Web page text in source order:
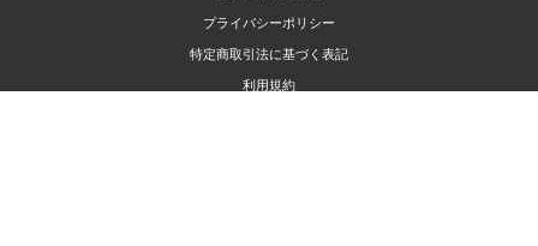
プライバシーポリシー
特定商取引法に基づく表記
利用規約